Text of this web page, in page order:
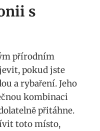
s
přírodním
pokud jste
a rybaření. Jeho
kombinaci
přitáhne.
toto místo,